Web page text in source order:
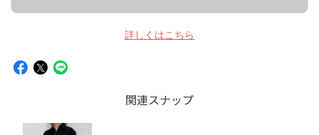
詳しくはこちら
関連スナップ